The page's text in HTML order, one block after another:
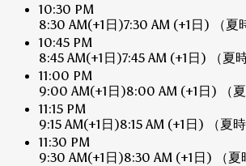
10:30 PM
8:30 AM(+1日)7:30 AM (+1日)
（夏
10:45 PM
8:45 AM(+1日)7:45 AM (+1日)
（夏
11:00 PM
9:00 AM(+1日)8:00 AM (+1日)
（
11:15 PM
9:15 AM(+1日)8:15 AM (+1日)
（夏
11:30 PM
9:30 AM(+1日)8:30 AM (+1日)
（夏